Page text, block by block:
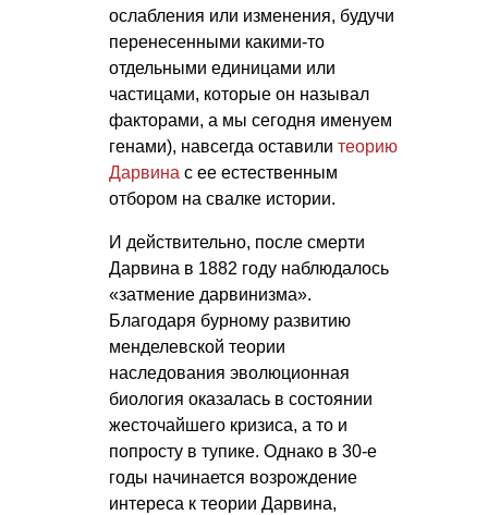
ослабления или изменения, будучи
перенесенными какими-то
отдельными единицами или
частицами, которые он называл
факторами, а мы сегодня именуем
генами), навсегда оставили теорию
Дарвина с ее естественным
отбором на свалке истории.
И действительно, после смерти
Дарвина в 1882 году наблюдалось
«затмение дарвинизма».
Благодаря бурному развитию
менделевской теории
наследования эволюционная
биология оказалась в состоянии
жесточайшего кризиса, а то и
попросту в тупике. Однако в 30-е
годы начинается возрождение
интереса к теории Дарвина,